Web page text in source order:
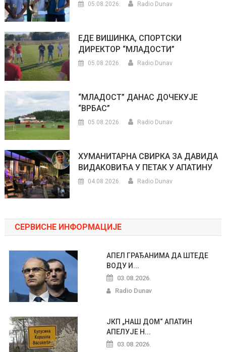
05.08.2026. Radio Dunav
ЕДЕ ВИШИНКА, СПОРТСКИ
ДИРЕКТОР “МЛАДОСТИ”
05.08.2026. Radio Dunav
“МЛАДОСТ” ДАНАС ДОЧЕКУЈЕ
“ВРБАС”
05.08.2026. Radio Dunav
ХУМАНИТАРНА СВИРКА ЗА ДАВИДА
ВИДАКОВИЋА У ПЕТАК У АПАТИНУ
04.08.2026. Radio Dunav
СЕРВИСНЕ ИНФОРМАЦИЈЕ
АПЕЛ ГРАЂАНИМА ДА ШТЕДЕ
ВОДУ И...
03.08.2026.
Radio Dunav
ЈКП „НАШ ДОМ“ АПАТИН
АПЕЛУЈЕ Н...
03.08.2026.